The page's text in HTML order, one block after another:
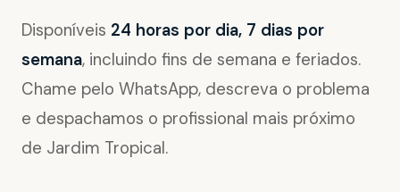
Disponíveis 24 horas por dia, 7 dias por
semana, incluindo fins de semana e feriados.
Chame pelo WhatsApp, descreva o problema
e despachamos o profissional mais próximo
de Jardim Tropical.